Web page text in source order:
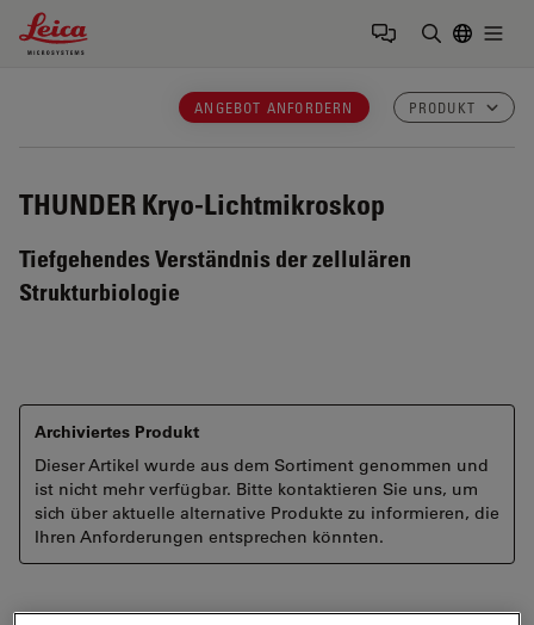
Leica Microsystems Logo
ANGEBOT ANFORDERN PRODUKT
THUNDER Kryo-Lichtmikroskop
Tiefgehendes Verständnis der zellulären
Strukturbiologie
Archiviertes Produkt
Dieser Artikel wurde aus dem Sortiment genommen und
ist nicht mehr verfügbar. Bitte kontaktieren Sie uns, um
sich über aktuelle alternative Produkte zu informieren, die
Ihren Anforderungen entsprechen könnten.